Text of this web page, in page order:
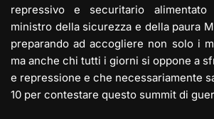
repressivo e securitario
ministro della sicurezza e della paura
preparando ad accogliere non solo i
ma anche chi tutti i giorni si oppone a
e repressione e che necessariamente
10 per contestare questo summit di